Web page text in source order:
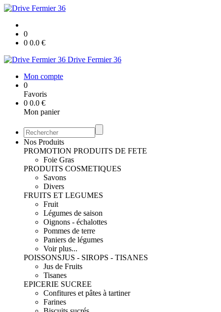
0
0 0.0 €
Drive Fermier 36
Mon compte
0
Favoris
0 0.0 €
Mon panier
Nos Produits
PROMOTION PRODUITS DE FETE
Foie Gras
PRODUITS COSMETIQUES
Savons
Divers
FRUITS ET LEGUMES
Fruit
Légumes de saison
Oignons - échalottes
Pommes de terre
Paniers de légumes
Voir plus...
POISSONSJUS - SIROPS - TISANES
Jus de Fruits
Tisanes
EPICERIE SUCREE
Confitures et pâtes à tartiner
Farines